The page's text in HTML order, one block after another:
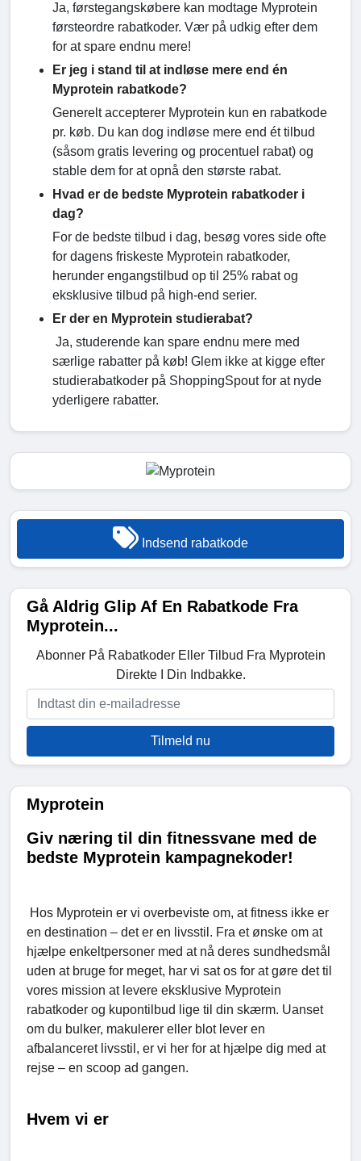
Ja, førstegangskøbere kan modtage Myprotein
førsteordre rabatkoder. Vær på udkig efter dem
for at spare endnu mere!
Er jeg i stand til at indløse mere end én
Myprotein rabatkode?
Generelt accepterer Myprotein kun en rabatkode
pr. køb. Du kan dog indløse mere end ét tilbud
(såsom gratis levering og procentuel rabat) og
stable dem for at opnå den største rabat.
Hvad er de bedste Myprotein rabatkoder i
dag?
For de bedste tilbud i dag, besøg vores side ofte
for dagens friskeste Myprotein rabatkoder,
herunder engangstilbud op til 25% rabat og
eksklusive tilbud på high-end serier.
Er der en Myprotein studierabat?
Ja, studerende kan spare endnu mere med
særlige rabatter på køb! Glem ikke at kigge efter
studierabatkoder på ShoppingSpout for at nyde
yderligere rabatter.
Indsend rabatkode
Gå Aldrig Glip Af En Rabatkode Fra
Myprotein...
Abonner På Rabatkoder Eller Tilbud Fra Myprotein
Direkte I Din Indbakke.
Tilmeld nu
Myprotein
Giv næring til din fitnessvane med de
bedste Myprotein kampagnekoder!
Hos Myprotein er vi overbeviste om, at fitness ikke er
en destination – det er en livsstil. Fra et ønske om at
hjælpe enkeltpersoner med at nå deres sundhedsmål
uden at bruge for meget, har vi sat os for at gøre det til
vores mission at levere eksklusive Myprotein
rabatkoder og kupontilbud lige til din skærm. Uanset
om du bulker, makulerer eller blot lever en
afbalanceret livsstil, er vi her for at hjælpe dig med at
rejse – en scoop ad gangen.
Hvem vi er